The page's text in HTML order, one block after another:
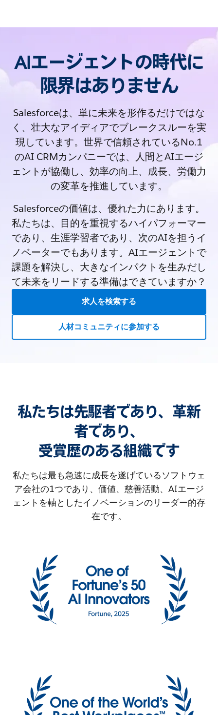
AIエージェントの時代に
限界はありません
Salesforceは、単に未来を形作るだけではな
く、壮大なアイディアでブレークスルーを実
現しています。世界で信頼されているNo.1
のAI CRMカンパニーでは、人間とAIエージ
ェントが協働し、効率の向上、成長、労働力
の変革を推進しています。
Salesforceの価値は、優れた力にあります。
私たちは、目的を重視するハイパフォーマー
であり、生涯学習者であり、次のAIを担うイ
ノベーターでもあります。AIエージェントで
課題を解決し、大きなインパクトを生みだし
て未来をリードする準備はできていますか？
求人を検索する
人材コミュニティに参加する
私たちは先駆者であり、革新
者であり、
受賞歴のある組織です
私たちは最も急速に成長を遂げているソフトウェ
ア会社の1つであり、価値、慈善活動、AIエージ
ェントを軸としたイノベーションのリーダー的存
在です。